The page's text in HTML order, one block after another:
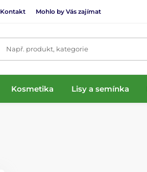
Kontakt Mohlo by Vás zajímat
Např. produkt, kategorie
Kosmetika Lisy a semínka